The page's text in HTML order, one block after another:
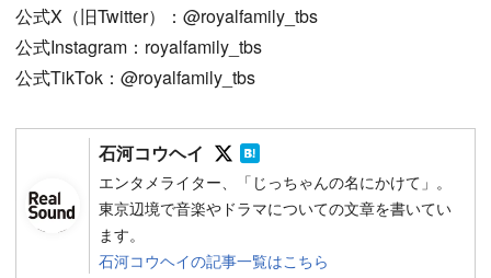
公式X（旧Twitter）：@royalfamily_tbs
公式Instagram：royalfamily_tbs
公式TikTok：@royalfamily_tbs
石河コウヘイ Follow on SNS
エンタメライター、「じっちゃんの名にかけて」。
東京辺境で音楽やドラマについての文章を書いてい
ます。
石河コウヘイの記事一覧はこちら